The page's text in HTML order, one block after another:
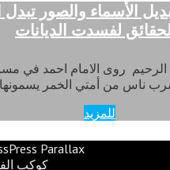
الأسماء والصور تبدل
لفسدت الديانات
الرحيم روى الامام احمد في
للمزيد
Parallax
كوكب